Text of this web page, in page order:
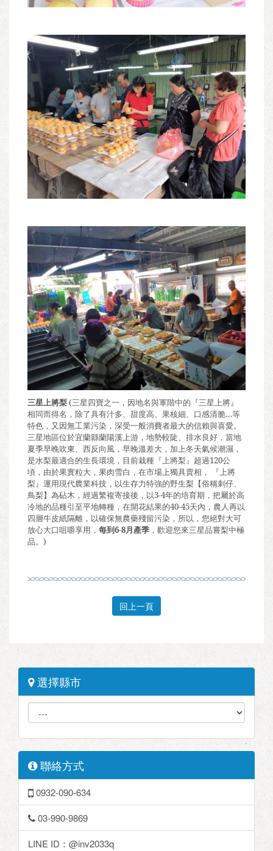
三星上將梨(三星四寶之一，因地名與軍階中的『三星上將』
相同而得名，除了具有汁多、甜度高、果核細、口感清脆…等
特色，又因無工業污染，深受一般消費者最大的信賴與喜愛。
三星地區位於宜蘭縣蘭陽溪上游，地勢較陡、排水良好，當地
夏季早晚吹東、西反向風，早晚溫差大，加上冬天氣候潮濕，
是水梨最適合的生長環境，目前栽種『上將梨』超過120公
頃，由於果實粒大，果肉雪白，在市場上獨具賣相，
『上將
梨』運用現代農業科技，以生存力特強的野生梨【俗稱刺仔、
鳥梨】為砧木，經過繁複寄接後，以3-4年的培育期，把屬於高
冷地的品種引至平地轉種，在開花結果的40-45天內，農人再以
四層牛皮紙隔離，以確保無農藥殘留污染，所以，您絕對大可
放心大口咀嚼享用， 每到6-8月產季 ，歡迎您來三星品嘗梨中極
品。 )
回上一頁
選擇縣市
聯絡方式
0932-090-634
03-990-9869
LINE ID：@inv2033q